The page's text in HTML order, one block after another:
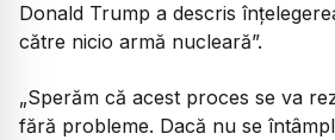
Donald Trump a descris
către nicio armă nucleară”.
„Sperăm că acest proces se va
fără probleme. Dacă nu se